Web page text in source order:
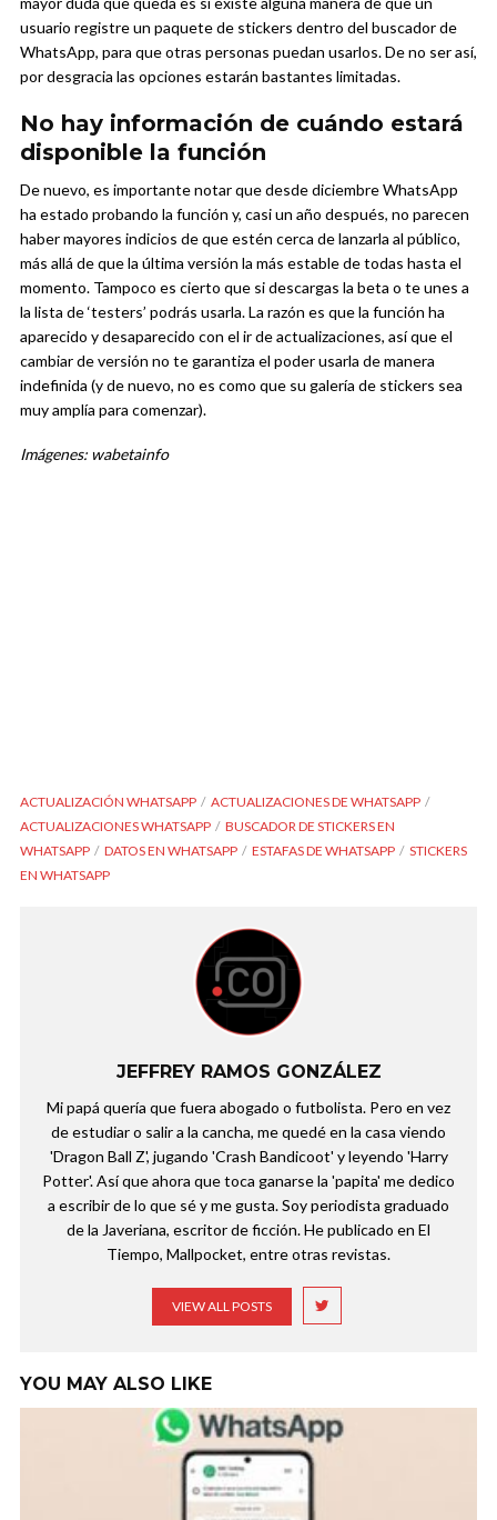
usuario registre un paquete de stickers dentro del buscador de
WhatsApp, para que otras personas puedan usarlos. De no ser así,
por desgracia las opciones estarán bastantes limitadas.
No hay información de cuándo estará
disponible la función
De nuevo, es importante notar que desde diciembre WhatsApp
ha estado probando la función y, casi un año después, no parecen
haber mayores indicios de que estén cerca de lanzarla al público,
más allá de que la última versión la más estable de todas hasta el
momento. Tampoco es cierto que si descargas la beta o te unes a
la lista de ‘testers’ podrás usarla. La razón es que la función ha
aparecido y desaparecido con el ir de actualizaciones, así que el
cambiar de versión no te garantiza el poder usarla de manera
indefinida (y de nuevo, no es como que su galería de stickers sea
muy amplía para comenzar).
Imágenes: wabetainfo
ACTUALIZACIÓN WHATSAPP
ACTUALIZACIONES DE WHATSAPP
ACTUALIZACIONES WHATSAPP
BUSCADOR DE STICKERS EN
WHATSAPP
DATOS EN WHATSAPP ESTAFAS DE WHATSAPP
STICKERS
EN WHATSAPP
JEFFREY RAMOS GONZÁLEZ
Mi papá quería que fuera abogado o futbolista. Pero en vez
de estudiar o salir a la cancha, me quedé en la casa viendo
'Dragon Ball Z', jugando 'Crash Bandicoot' y leyendo 'Harry
Potter'. Así que ahora que toca ganarse la 'papita' me dedico
a escribir de lo que sé y me gusta. Soy periodista graduado
de la Javeriana, escritor de ficción. He publicado en El
Tiempo, Mallpocket, entre otras revistas.
VIEW ALL POSTS
YOU MAY ALSO LIKE